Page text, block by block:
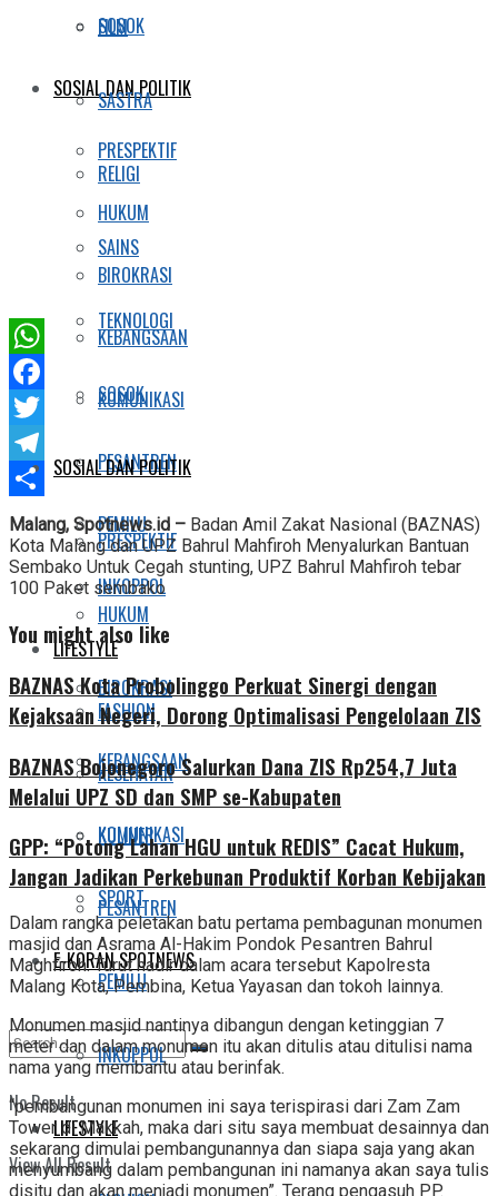
SOSOK
SOSIAL DAN POLITIK
PRESPEKTIF
HUKUM
BIROKRASI
KEBANGSAAN
KOMUNIKASI
PESANTREN
PEMILU
INKOPPOL
LIFESTYLE
FASHION
KESEHATAN
KULINER
SPORT
E-KORAN SPOTNEWS
No Result
View All Result
FILM
SASTRA
RELIGI
SAINS
TEKNOLOGI
SOSOK
SOSIAL DAN POLITIK
PRESPEKTIF
HUKUM
BIROKRASI
KEBANGSAAN
KOMUNIKASI
PESANTREN
PEMILU
INKOPPOL
LIFESTYLE
WhatsApp
Facebook
Twitter
Telegram
Share
Malang, Spotnews.id – Badan Amil Zakat Nasional (BAZNAS)
Kota Malang dan UPZ Bahrul Mahfiroh Menyalurkan Bantuan
Sembako Untuk Cegah stunting, UPZ Bahrul Mahfiroh tebar
100 Paket sembako
You might also like
BAZNAS Kota Probolinggo Perkuat Sinergi dengan
Kejaksaan Negeri, Dorong Optimalisasi Pengelolaan ZIS
BAZNAS Bojonegoro Salurkan Dana ZIS Rp254,7 Juta
Melalui UPZ SD dan SMP se-Kabupaten
GPP: “Potong Lahan HGU untuk REDIS” Cacat Hukum,
Jangan Jadikan Perkebunan Produktif Korban Kebijakan
Dalam rangka peletakan batu pertama pembagunan monumen
masjid dan Asrama Al-Hakim Pondok Pesantren Bahrul
Maghfiroh. Turut hadir dalam acara tersebut Kapolresta
Malang Kota, Pembina, Ketua Yayasan dan tokoh lainnya.
Monumen masjid nantinya dibangun dengan ketinggian 7
meter dan dalam monumen itu akan ditulis atau ditulisi nama
nama yang membantu atau berinfak.
“pembangunan monumen ini saya terispirasi dari Zam Zam
Tower di Makkah, maka dari situ saya membuat desainnya dan
sekarang dimulai pembangunannya dan siapa saja yang akan
menyumbang dalam pembangunan ini namanya akan saya tulis
disitu dan akan menjadi monumen”. Terang pengasuh PP.